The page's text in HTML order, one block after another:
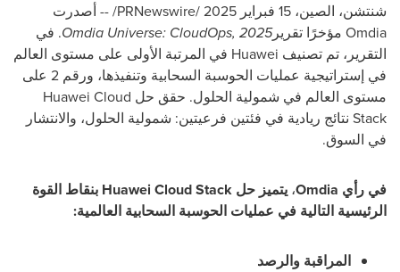
شنتشن، الصين، 15 فبراير 2025 / PRNewswire/ -- أصدرت
Omdia مؤخرًا تقريرOmdia Universe: CloudOps, 2025. في
التقرير، تم تصنيف Huawei في المرتبة الأولى على مستوى العالم
في إستراتيجية عمليات الحوسبة السحابية وتنفيذها، ورقم 2 على
مستوى العالم في شمولية الحلول. حقق حل Huawei Cloud
Stack نتائج ريادية في فئتين فرعيتين: شمولية الحلول، والانتشار
في السوق.
في رأي Omdia،يتميز حل Huawei Cloud Stack بنقاط القوة
الرئيسية التالية في عمليات الحوسبة السحابية العالمية:
المراقبة والرصد